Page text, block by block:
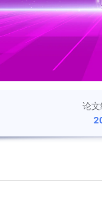
论